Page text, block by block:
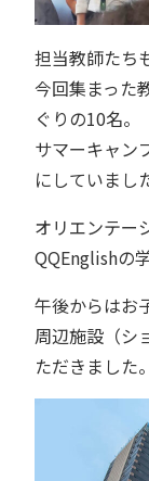
担当教師たち
今回集まった
ぐりの10名。
サマーキャン
にしていまし
オリエンテー
QQEnglishの
午後からはお
周辺施設（シ
ただきました。